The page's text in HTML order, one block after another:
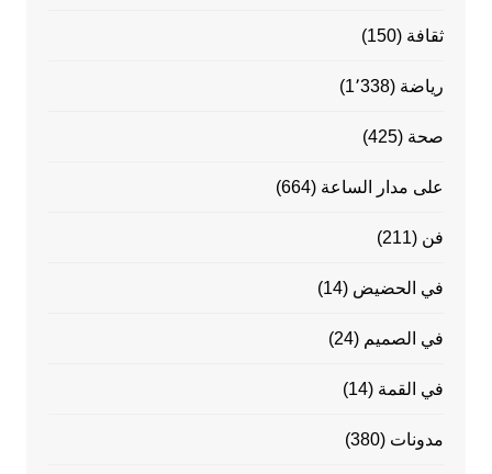
ثقافة (150)
رياضة (1٬338)
صحة (425)
على مدار الساعة (664)
فن (211)
في الحضيض (14)
في الصميم (24)
في القمة (14)
مدونات (380)